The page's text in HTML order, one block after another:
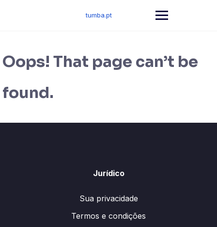
tumba.pt
Oops! That page can’t be
found.
Jurídico
Sua privacidade
Termos e condições